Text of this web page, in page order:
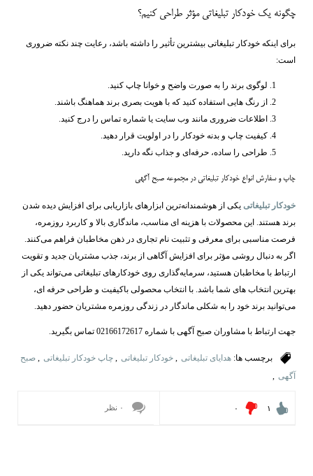
چگونه یک خودکار تبلیغاتی مؤثر طراحی کنیم؟
برای اینکه خودکار تبلیغاتی بیشترین تأثیر را داشته باشد، رعایت چند نکته ضروری
است:
لوگوی برند را به ‌صورت واضح و خوانا چاپ کنید.
از رنگ ‌هایی استفاده کنید که با هویت بصری برند هماهنگ باشند.
اطلاعات ضروری مانند وب ‌سایت یا شماره تماس را درج کنید.
کیفیت چاپ و بدنه خودکار را در اولویت قرار دهید.
طراحی را ساده، حرفه‌ای و جذاب نگه دارید.
چاپ و سفارش انواع خودکار تبلیغاتی در مجموعه صبح آگهی
خودکار تبلیغاتی یکی از هوشمندانه‌ترین ابزارهای بازاریابی برای افزایش دیده ‌شدن
برند هستند. این محصولات با هزینه ‌ای مناسب، ماندگاری بالا و کاربرد روزمره،
فرصت مناسبی برای معرفی و تثبیت نام تجاری در ذهن مخاطبان فراهم می‌کنند.
اگر به دنبال روشی مؤثر برای افزایش آگاهی از برند، جذب مشتریان جدید و تقویت
ارتباط با مخاطبان هستید، سرمایه‌گذاری روی خودکارهای تبلیغاتی می‌تواند یکی از
بهترین انتخاب ‌های شما باشد. با انتخاب محصولی باکیفیت و طراحی حرفه ‌ای،
می‌توانید برند خود را به شکلی ماندگار در زندگی روزمره مشتریان حضور دهید.
جهت ارتباط با مشاوران صبح آگهی با شماره 02166172617 تماس بگیرید.
برچسب ها: هدایای تبلیغاتی , خودکار تبلیغاتی , چاپ خودکار تبلیغاتی , صبح
آگهی ,
۱ ۰ ۰ نظر